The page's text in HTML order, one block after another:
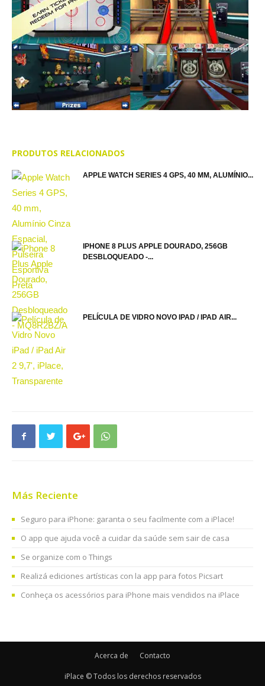
PRODUTOS RELACIONADOS
APPLE WATCH SERIES 4 GPS, 40 MM, ALUMÍNIO...
IPHONE 8 PLUS APPLE DOURADO, 256GB
DESBLOQUEADO -...
PELÍCULA DE VIDRO NOVO IPAD / IPAD AIR...
Más Reciente
Seguro para iPhone: garanta o seu facilmente com a iPlace!
O app que ajuda você a cuidar da saúde sem sair de casa
Se organize com o Things
Realizá ediciones artísticas con la app para fotos Picsart
Conheça os acessórios para iPhone mais vendidos na iPlace
Acerca de Contacto
iPlace © Todos los derechos reservados